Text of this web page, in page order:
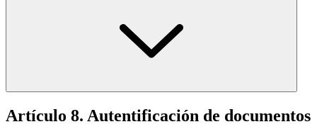
Artículo 8. Autentificación de documentos